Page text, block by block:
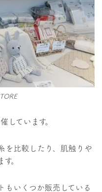
しています。
を比較したり、肌触りや
。
もいくつか販売している